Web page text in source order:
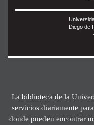
Diego de
La biblioteca de la
servicios diariamente
donde pueden encontrar